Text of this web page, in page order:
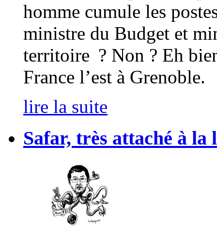
homme cumule les
ministre du Budget et
territoire ? Non ? Eh
France l’est à Grenoble.
lire la suite
Safar, très attaché à